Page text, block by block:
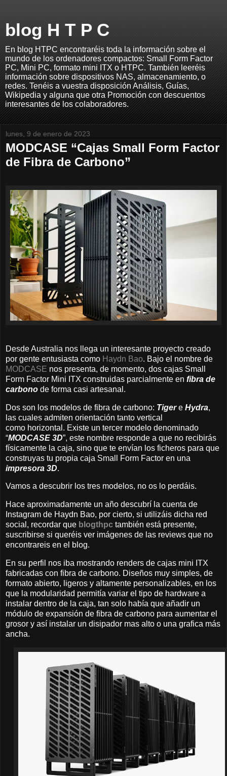
blog H T P C
En blog HTPC encontraréis toda la información sobre el
mundo de los ordenadores compactos: Small Form Factor
PC, Mini PC, formato mini ITX o HTPC. También leeréis
información sobre dispositivos NAS, almacenamiento, o
redes. Tenéis a vuestra disposición Análisis, Guías,
Wikipedia y alguna que otra Promoción con descuentos
interesantes de los colaboradores.
lunes, 9 de enero de 2023
MODCASE “Cajas Small Form Factor
de Fibra de Carbono”
Desde Australia nos llega un interesante proyecto creado
por gente entusiasta como Haydn Bao. Bajo el nombre de
MODCASE nos presenta, de momento, dos cajas Small
Form Factor Mini ITX construidas parcialmente en fibra de
carbono de forma casi artesanal.
Dos son los modelos de fibra de carbono: Tigere Hydra,
las cuales admiten orientación tanto vertical
como horizontal. Existe un tercer modelo denominado
“MODCASE 3D”, este nombre responde a que no recibirás
físicamente la caja, sino que te envían los ficheros para que
construyas tu propia caja Small Form Factor en una
impresora 3D.
Vamos a descubrir los tres modelos, no os lo perdáis.
Hace aproximadamente un año descubrí la cuenta de
Instagram de Haydn Bao, por cierto, si utilizáis dicha red
social, recordar que blogthpc también está presente,
suscribirse si queréis ver imágenes de las reviews que no
encontrareis en el blog.
En su perfil nos iba mostrando renders de cajas mini ITX
fabricadas con fibra de carbono. Diseños muy simples, de
formato abierto, ligeros y altamente personalizables, en los
que la modularidad permitía variar el tipo de hardware a
instalar dentro de la caja, tan solo había que añadir un
módulo de expansión de fibra de carbono para aumentar el
grosor y así instalar un disipador mas alto o una grafica más
ancha.